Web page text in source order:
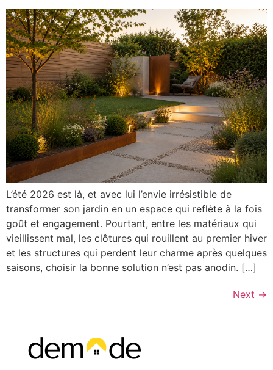
L’été 2026 est là, et avec lui l’envie irrésistible de
transformer son jardin en un espace qui reflète à la fois
goût et engagement. Pourtant, entre les matériaux qui
vieillissent mal, les clôtures qui rouillent au premier hiver
et les structures qui perdent leur charme après quelques
saisons, choisir la bonne solution n’est pas anodin. […]
Next →